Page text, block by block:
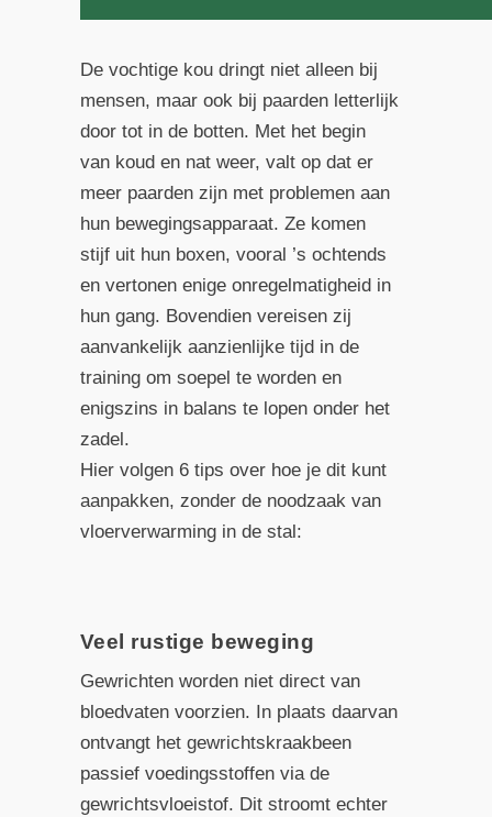
De vochtige kou dringt niet alleen bij
mensen, maar ook bij paarden letterlijk
door tot in de botten. Met het begin
van koud en nat weer, valt op dat er
meer paarden zijn met problemen aan
hun bewegingsapparaat. Ze komen
stijf uit hun boxen, vooral ’s ochtends
en vertonen enige onregelmatigheid in
hun gang. Bovendien vereisen zij
aanvankelijk aanzienlijke tijd in de
training om soepel te worden en
enigszins in balans te lopen onder het
zadel.
Hier volgen 6 tips over hoe je dit kunt
aanpakken, zonder de noodzaak van
vloerverwarming in de stal:
Veel rustige beweging
Gewrichten worden niet direct van
bloedvaten voorzien. In plaats daarvan
ontvangt het gewrichtskraakbeen
passief voedingsstoffen via de
gewrichtsvloeistof. Dit stroomt echter